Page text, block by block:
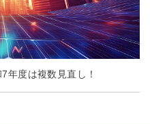
年度は複数見直し！